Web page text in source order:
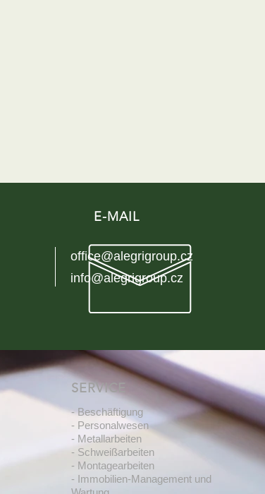
E-MAIL
office@alegrigroup.cz
info@alegrigroup.cz
SERVICE
- Beschäftigung
- Personalwesen
- Metallarbeiten
- Schweißarbeiten
- Montagearbeiten
- Immobilien-Management und